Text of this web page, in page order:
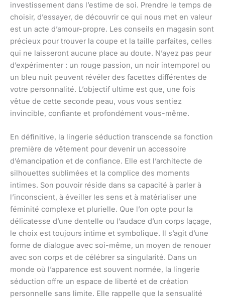
investissement dans l’estime de soi. Prendre le temps de
choisir, d’essayer, de découvrir ce qui nous met en valeur
est un acte d’amour-propre. Les conseils en magasin sont
précieux pour trouver la coupe et la taille parfaites, celles
qui ne laisseront aucune place au doute. N’ayez pas peur
d’expérimenter : un rouge passion, un noir intemporel ou
un bleu nuit peuvent révéler des facettes différentes de
votre personnalité. L’objectif ultime est que, une fois
vêtue de cette seconde peau, vous vous sentiez
invincible, confiante et profondément vous-même.
En définitive, la lingerie séduction transcende sa fonction
première de vêtement pour devenir un accessoire
d’émancipation et de confiance. Elle est l’architecte de
silhouettes sublimées et la complice des moments
intimes. Son pouvoir réside dans sa capacité à parler à
l’inconscient, à éveiller les sens et à matérialiser une
féminité complexe et plurielle. Que l’on opte pour la
délicatesse d’une dentelle ou l’audace d’un corps laçage,
le choix est toujours intime et symbolique. Il s’agit d’une
forme de dialogue avec soi-même, un moyen de renouer
avec son corps et de célébrer sa singularité. Dans un
monde où l’apparence est souvent normée, la lingerie
séduction offre un espace de liberté et de création
personnelle sans limite. Elle rappelle que la sensualité